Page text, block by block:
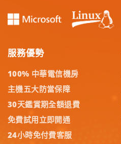
服務優勢
100% 中華電信機房
主機五大防當保障
30天鑑賞期全額退費
免費試用立即開通
24小時免付費客服